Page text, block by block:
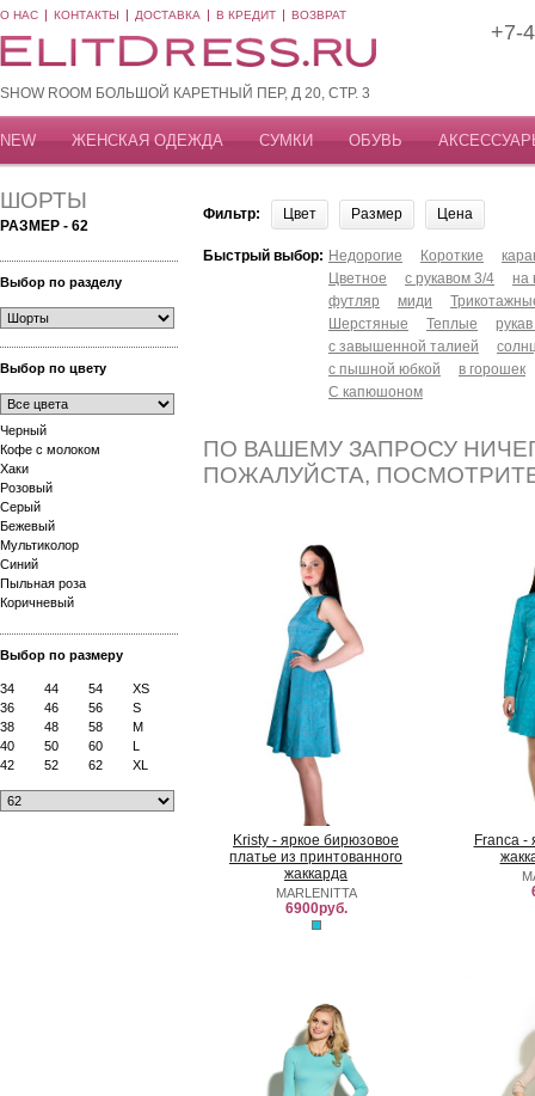
О НАС КОНТАКТЫ ДОСТАВКА В КРЕДИТ ВОЗВРАТ
SHOW ROOM БОЛЬШОЙ КАРЕТНЫЙ ПЕР, Д 20, СТР. 3
+7-
NEW ЖЕНСКАЯ ОДЕЖДА СУМКИ ОБУВЬ
ШОРТЫ
РАЗМЕР - 62
Выбор по разделу
Выбор по цвету
Черный
Кофе с молоком
Хаки
Розовый
Серый
Бежевый
Мультиколор
Синий
Пыльная роза
Коричневый
Выбор по размеру
34 44 54
XS
36
46 56
S
38
48 58
M
40
50 60
L
42
52 62 XL
Фильтр: Цвет Размер Цена
Быстрый выбор: Недорогие Короткие
Цветное
с рукавом 3/4
на
футляр
миди
Шерстяные
Теплые
с завышенной талией
с пышной юбкой
в горошек
С капюшоном
ПО ВАШЕМУ ЗАПРОСУ
ПОЖАЛУЙСТА,
Kristy - яркое бирюзовое
платье из принтованного
жаккарда
MARLENITTA
6900руб.
Franca -